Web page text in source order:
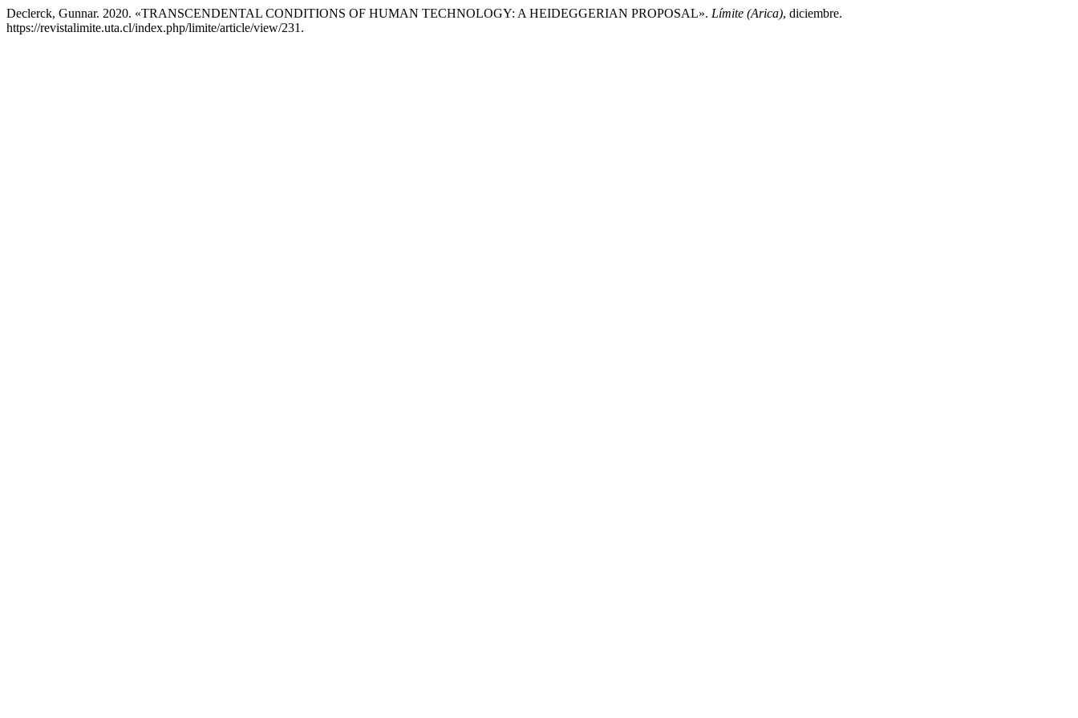
Declerck, Gunnar. 2020. «TRANSCENDENTAL CONDITIONS OF HUMAN TECHNOLOGY: A HEIDEGGERIAN PROPOSAL». Límite (Arica), diciembre.
https://revistalimite.uta.cl/index.php/limite/article/view/231.